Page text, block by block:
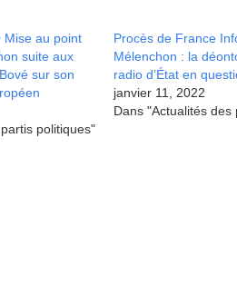
Mise au point
suite aux
sur son
politiques"
Procès de France
Mélenchon : la
radio d’État en
janvier 11, 2022
Dans "Actualités des